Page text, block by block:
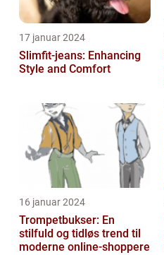
17 januar 2024
Slimfit-jeans: Enhancing
Style and Comfort
16 januar 2024
Trompetbukser: En
stilfuld og tidløs trend til
moderne online-shoppere